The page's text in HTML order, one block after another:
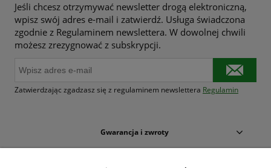
Jeśli chcesz otrzymywać newsletter drogą elektroniczną,
wpisz swój adres e-mail i zatwierdź. Usługa świadczona
zgodnie z Regulaminem newslettera. W dowolnej chwili
możesz zrezygnować z subskrypcji.
Zatwierdzając zgadzasz się z regulaminem newslettera Regulamin
Gwarancja i zwroty